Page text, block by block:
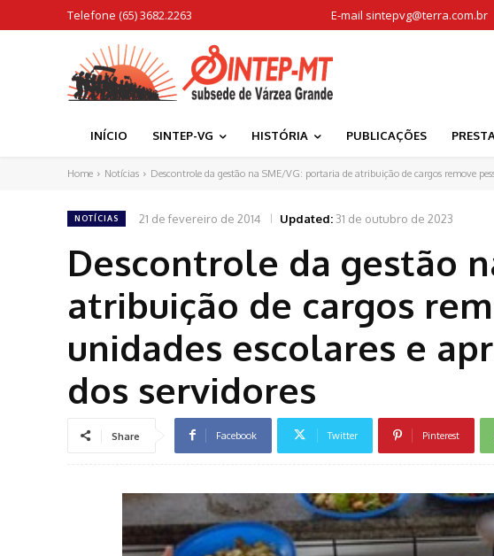
Telefone (65) 3682.2263 E-mail sintepvg@terra.com.br
INÍCIO SINTEP-VG HISTÓRIA PUBLICAÇÕES
Home Notícias Descontrole da gestão na SME/VG: portaria de atribuição de cargos remove
NOTÍCIAS 21 de fevereiro de 2014 Updated: 31 de outubro de 2023
Descontrole da gestão
atribuição de cargos
unidades escolares e
dos servidores
Share Facebook Twitter Pinterest